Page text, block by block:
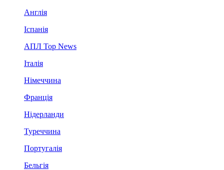
Англія
Іспанія
АПЛ Top News
Італія
Німеччина
Франція
Нідерланди
Туреччина
Португалія
Бельгія